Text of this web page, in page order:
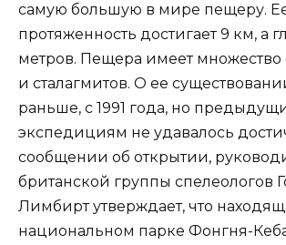
самую большую в мире пещеру.
протяженность достигает 9 км, а
метров. Пещера имеет множество
и сталагмитов. О ее
раньше, с 1991 года, но
экспедициям не удавалось
сообщении об открытии,
британской группы спелеологов
Лимбирт утверждает, что
национальном парке Фонгня-